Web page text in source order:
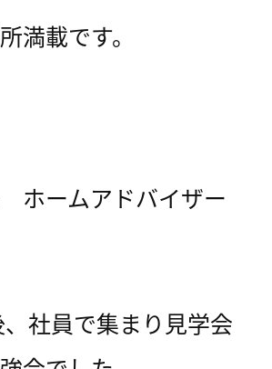
満載です。
ホームアドバイザー
社員で集まり見学会